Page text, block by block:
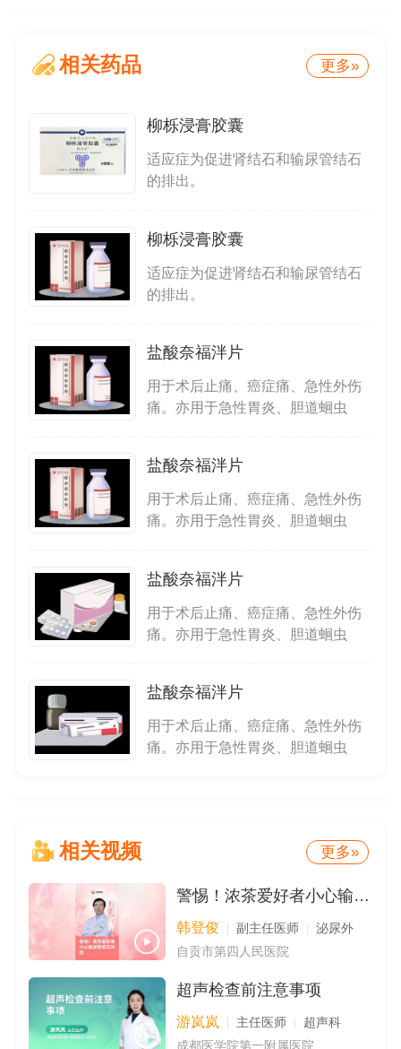
相关药品 更多»
柳栎浸膏胶囊
适应症为促进肾结石和输尿管结石
的排出。
柳栎浸膏胶囊
适应症为促进肾结石和输尿管结石
的排出。
盐酸奈福泮片
用于术后止痛、癌症痛、急性外伤
痛。亦用于急性胃炎、胆道蛔虫
盐酸奈福泮片
用于术后止痛、癌症痛、急性外伤
痛。亦用于急性胃炎、胆道蛔虫
盐酸奈福泮片
用于术后止痛、癌症痛、急性外伤
痛。亦用于急性胃炎、胆道蛔虫
盐酸奈福泮片
用于术后止痛、癌症痛、急性外伤
痛。亦用于急性胃炎、胆道蛔虫
相关视频 更多»
警惕！浓茶爱好者小心输尿管结石风险
韩登俊 副主任医师
泌尿外
自贡市第四人民医院
超声检查前注意事项
游岚岚 主任医师
超声科
成都医学院第一附属医院